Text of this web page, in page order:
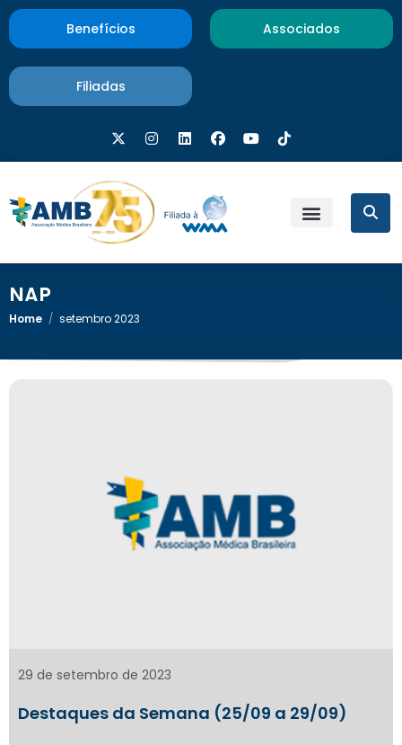
Benefícios Associados
Filiadas
NAP
Home / setembro 2023
Destaques da Semana (25/09 a 29/09)
29 de setembro de 2023